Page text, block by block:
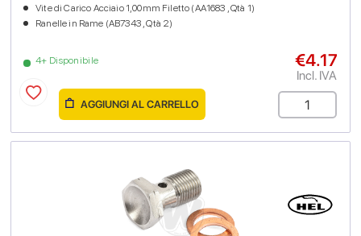
4+ Disponibile
Vite di Carico Acciaio 1,00mm Filetto (AA1683 , Qtà 1)
Ranelle in Rame (AB7343 , Qtà 2)
€4.17
Incl. IVA
AGGIUNGI AL CARRELLO